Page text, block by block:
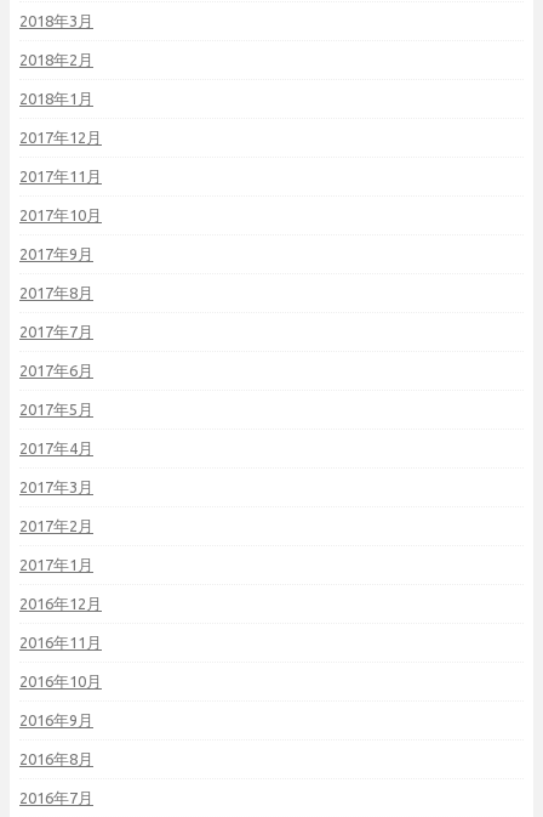
2018年3月
2018年2月
2018年1月
2017年12月
2017年11月
2017年10月
2017年9月
2017年8月
2017年7月
2017年6月
2017年5月
2017年4月
2017年3月
2017年2月
2017年1月
2016年12月
2016年11月
2016年10月
2016年9月
2016年8月
2016年7月